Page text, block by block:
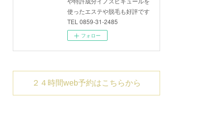
使ったエステや脱毛も好評です
TEL 0859-31-2485
フォロー
２４時間web予約はこちらから